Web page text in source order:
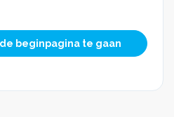
beginpagina te gaan